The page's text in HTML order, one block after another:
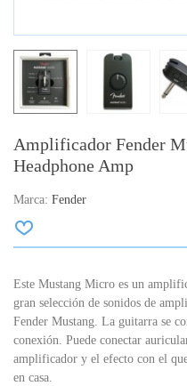
Amplificador Fender
Headphone Amp
Marca: Fender
Este Mustang Micro es un
gran selección de sonidos de
Fender Mustang. La guitarra se
conexión. Puede conectar
amplificador y el efecto con el
en casa.